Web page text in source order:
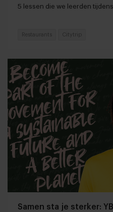
5 lessen die we leerden
Restaurants Citytrip
Samen sta je sterker: